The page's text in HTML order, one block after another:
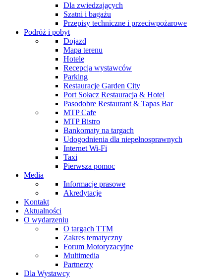
Dla zwiedzających
Szatni i bagażu
Przepisy techniczne i przeciwpożarowe
Podróż i pobyt
Dojazd
Mapa terenu
Hotele
Recepcja wystawców
Parking
Restauracje Garden City
Port Sołacz Restauracja & Hotel
Pasodobre Restaurant & Tapas Bar
MTP Cafe
MTP Bistro
Bankomaty na targach
Udogodnienia dla niepełnosprawnych
Internet Wi-Fi
Taxi
Pierwsza pomoc
Media
Informacje prasowe
Akredytacje
Kontakt
Aktualności
O wydarzeniu
O targach TTM
Zakres tematyczny
Forum Motoryzacyjne
Multimedia
Partnerzy
Dla Wystawcy